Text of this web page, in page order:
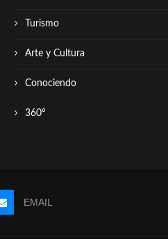
Turismo
Arte y Cultura
Conociendo
360º
EMAIL